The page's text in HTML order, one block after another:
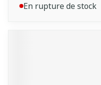
En rupture de stock